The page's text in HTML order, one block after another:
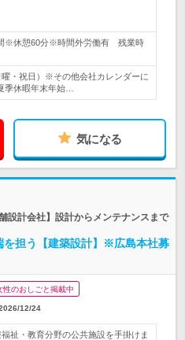
※休憩60分※時間外労働有 残業時
・祝日）※その他会社カレンダーに
季休暇年末年始…
気になる
設計会社】設計からメンテナンスまで
を担う【建築設計】※広島本社募
性のおしごと掲載中
12/24
祉・教育分野の公共施設を手掛けま